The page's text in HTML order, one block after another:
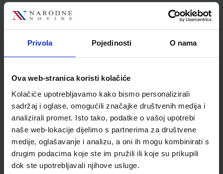
Privola Pojedinosti O nama
Ova web-stranica koristi kolačiće
Kolačiće upotrebljavamo kako bismo personalizirali
sadržaj i oglase, omogućili značajke društvenih medija i
analizirali promet. Isto tako, podatke o vašoj upotrebi
naše web-lokacije dijelimo s partnerima za društvene
medije, oglašavanje i analizu, a oni ih mogu kombinirati s
drugim podacima koje ste im pružili ili koje su prikupili
dok ste upotrebljavali njihove usluge.
Vrećice 176x250 mm B5-
BB strip, bijela
50,30 €